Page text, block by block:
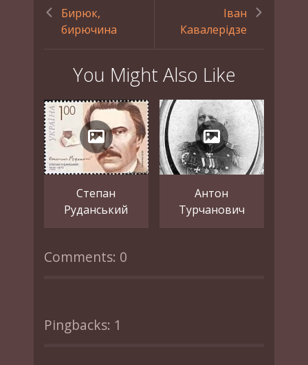
Бирюк,
бирючина
Іван
Кавалерідзе
You Might Also Like
Степан
Руданський
Антон
Турчанович
Comments: 0
Pingbacks: 1